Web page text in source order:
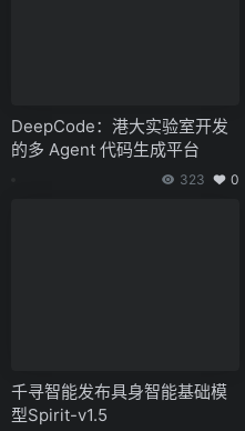
DeepCode：港大实验室开发
的多 Agent 代码生成平台
323 0
千寻智能发布具身智能基础模
型Spirit-v1.5